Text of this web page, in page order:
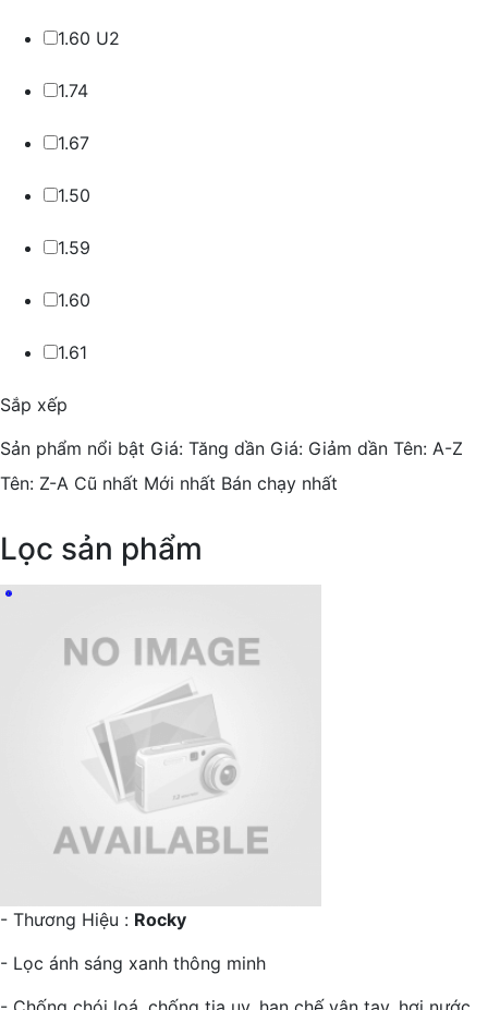
1.60 U2
1.74
1.67
1.50
1.59
1.60
1.61
Sắp xếp
Sản phẩm nổi bật Giá: Tăng dần Giá: Giảm dần Tên: A-Z
Tên: Z-A Cũ nhất Mới nhất Bán chạy nhất
Lọc sản phẩm
- Thương Hiệu : Rocky
- Lọc ánh sáng xanh thông minh